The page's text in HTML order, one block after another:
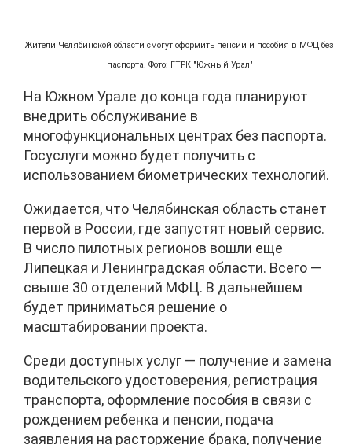
Жители Челябинской области смогут оформить пенсии и пособия в МФЦ без
паспорта. Фото: ГТРК "Южный Урал"
На Южном Урале до конца года планируют
внедрить обслуживание в
многофункциональных центрах без паспорта.
Госуслуги можно будет получить с
использованием биометрических технологий.
Ожидается, что Челябинская область станет
первой в России, где запустят новый сервис.
В число пилотных регионов вошли еще
Липецкая и Ленинградская области. Всего —
свыше 30 отделений МФЦ. В дальнейшем
будет приниматься решение о
масштабировании проекта.
Среди доступных услуг — получение и замена
водительского удостоверения, регистрация
транспорта, оформление пособия в связи с
рождением ребенка и пенсии, подача
заявления на расторжение брака, получение